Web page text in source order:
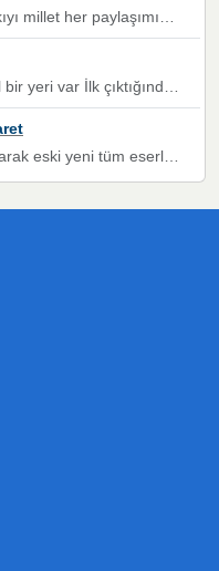
olarak seviyoruz dertlerle boğuşurken bir yandan da göbek atmayi))) diyeceklerim bu kadar güzel hoş bir sayfa emeğinize sağlık arkadaşlar kolay gelsin
artık ilahiye bende eşlik ediyorum yüksek sesle Allah razı olsun hizmet nimettir Rabbim sizin zahmetlerinize de hayırlı nimetler versin Selam ve dua ile Allah'a emanet olun
gönül veren bunu en güzel şekilde sevenlerine ulaştıran siz değerli sayfa yöneticilerine de teşekkür ederim